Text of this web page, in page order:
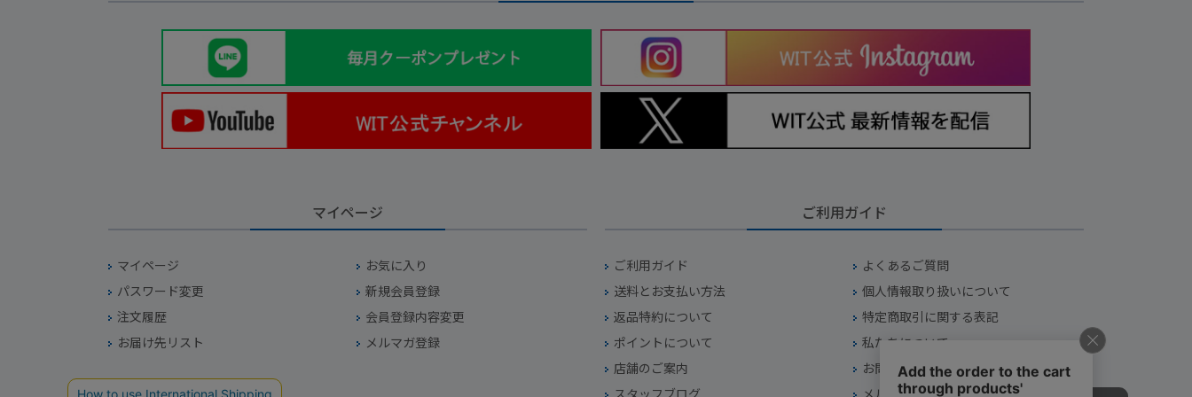
マイページ
マイページ
お気に入り
パスワード変更
新規会員登録
注文履歴
会員登録内容変更
お届け先リスト
メルマガ登録
ご利用ガイド
ご利用ガイド
よくあるご質問
送料とお支払い方法
個人情報取り扱いについて
返品特約について
特定商取引に関する表記
ポイントについて
私たちについて
店舗のご案内
お問い合わせ
スタッフブログ
メルマガバックナンバー